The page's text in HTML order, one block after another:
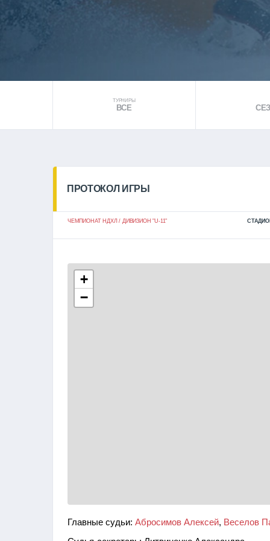
ТУРНИРЫ
ВСЕ
ПРОТОКОЛ ИГРЫ
ЧЕМПИОНАТ НДХЛ / ДИВИЗИОН "U-11"
+
−
Главные судьи: Абросимов Алексей, Веселов